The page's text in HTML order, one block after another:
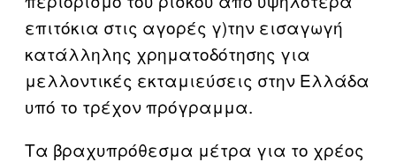
επιτόκια στις αγορές γ)την εισαγωγή
κατάλληλης χρηματοδότησης για
μελλοντικές εκταμιεύσεις στην Ελλάδα
υπό το τρέχον πρόγραμμα.
Τα βραχυπρόθεσμα μέτρα για το χρέος